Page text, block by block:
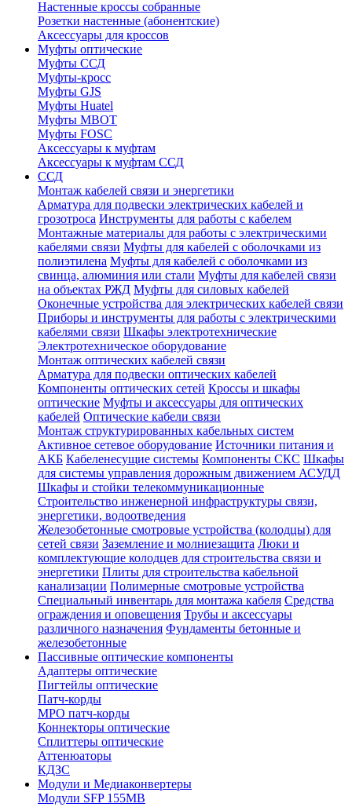
Настенные кроссы собранные
Розетки настенные (абонентские)
Аксессуары для кроссов
Муфты оптические
Муфты ССД
Муфты-кросс
Муфты GJS
Муфты Huatel
Муфты МВОТ
Муфты FOSC
Аксессуары к муфтам
Аксессуары к муфтам ССД
ССД
Монтаж кабелей связи и энергетики
Арматура для подвески электрических кабелей и
грозотроса Инструменты для работы с кабелем
Монтажные материалы для работы с электрическими
кабелями связи Муфты для кабелей с оболочками из
полиэтилена Муфты для кабелей с оболочками из
свинца, алюминия или стали Муфты для кабелей связи
на объектах РЖД Муфты для силовых кабелей
Оконечные устройства для электрических кабелей связи
Приборы и инструменты для работы с электрическими
кабелями связи Шкафы электротехнические
Электротехническое оборудование
Монтаж оптических кабелей связи
Арматура для подвески оптических кабелей
Компоненты оптических сетей Кроссы и шкафы
оптические Муфты и аксессуары для оптических
кабелей Оптические кабели связи
Монтаж структурированных кабельных систем
Активное сетевое оборудование Источники питания и
АКБ Кабеленесущие системы Компоненты СКС Шкафы
для системы управления дорожным движением АСУДД
Шкафы и стойки телекоммуникационные
Строительство инженерной инфраструктуры связи,
энергетики, водоотведения
Железобетонные смотровые устройства (колодцы) для
сетей связи Заземление и молниезащита Люки и
комплектующие колодцев для строительства связи и
энергетики Плиты для строительства кабельной
канализации Полимерные смотровые устройства
Специальный инвентарь для монтажа кабеля Средства
ограждения и оповещения Трубы и аксессуары
различного назначения Фундаменты бетонные и
железобетонные
Пассивные оптические компоненты
Адаптеры оптические
Пигтейлы оптические
Патч-корды
MPO патч-корды
Коннекторы оптические
Сплиттеры оптические
Аттенюаторы
КДЗС
Модули и Медиаконвертеры
Модули SFP 155MB